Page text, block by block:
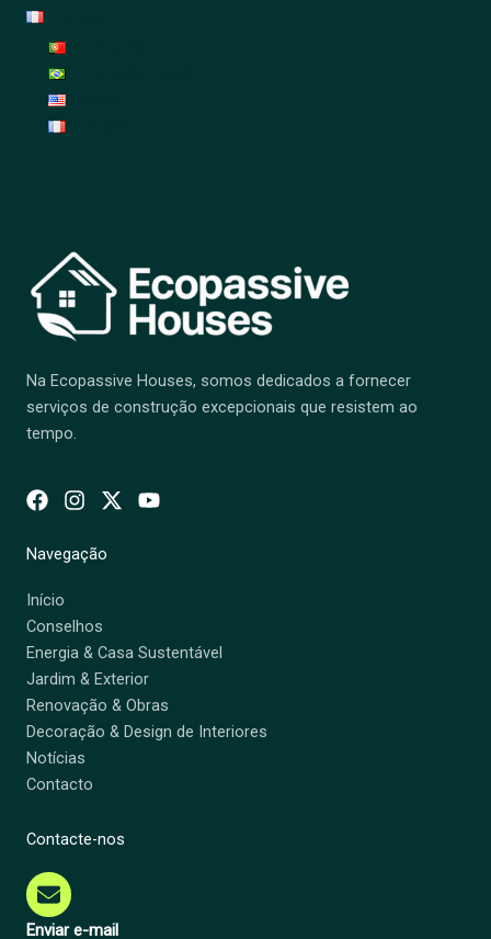
Na Ecopassive Houses, somos dedicados a fornecer
serviços de construção excepcionais que resistem ao
tempo.
Navegação
Início
Conselhos
Energia & Casa Sustentável
Jardim & Exterior
Renovação & Obras
Decoração & Design de Interiores
Notícias
Contacto
Contacte-nos
Enviar e-mail